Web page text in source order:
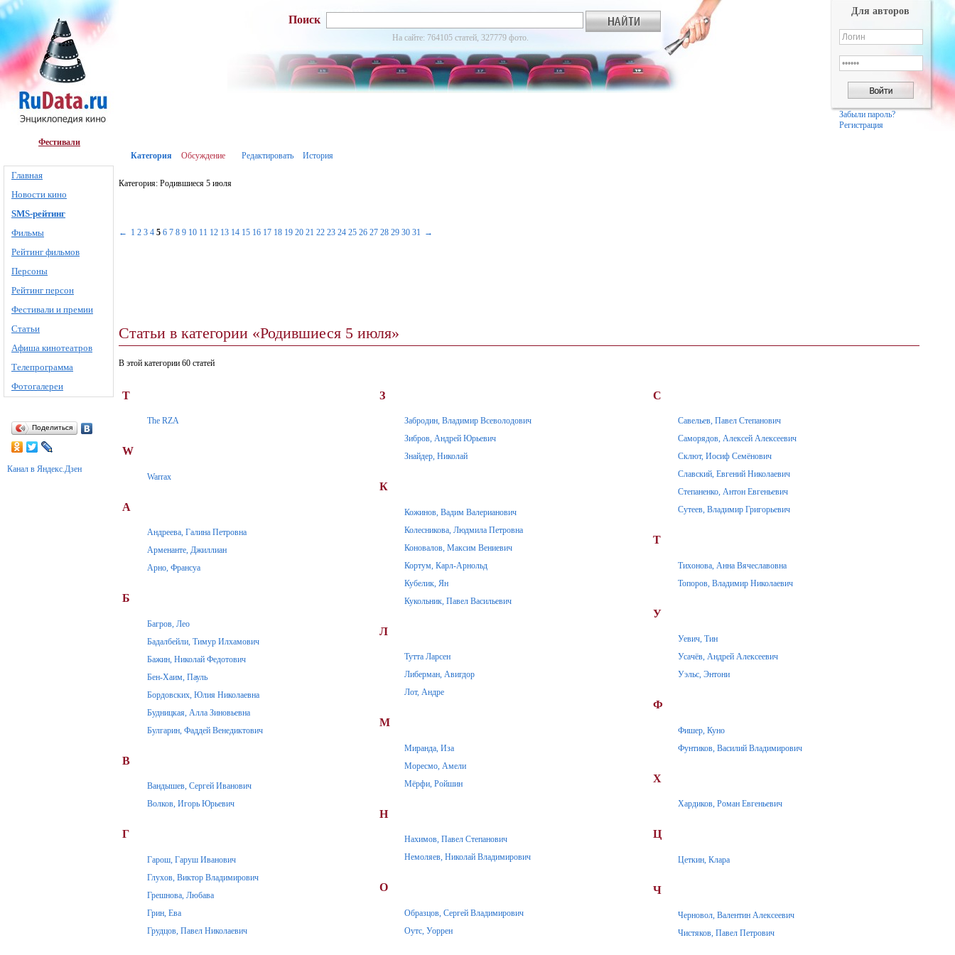
Фестивали
Главная
Новости кино
SMS-рейтинг
Фильмы
Рейтинг фильмов
Персоны
Рейтинг персон
Фестивали и премии
Статьи
Афиша кинотеатров
Телепрограмма
Фотогалереи
Поделиться
Канал в Яндекс.Дзен
Поиск
На сайте: 764105 статей, 327779 фото.
Для авторов
Забыли пароль?
Регистрация
Категория Обсуждение Редактировать История
Категория: Родившиеся 5 июля
← 1 2 3 4 5 6 7 8 9 10 11 12 13 14 15 16 17 18 19 20 21 22 23 24 25 26 27 28 29 30 31 →
Статьи в категории «Родившиеся 5 июля»
В этой категории 60 статей
T
The RZA
W
Warrax
А
Андреева, Галина Петровна
Арменанте, Джиллиан
Арно, Франсуа
Б
Багров, Лео
Бадалбейли, Тимур Илхамович
Бажин, Николай Федотович
Бен-Хаим, Пауль
Бордовских, Юлия Николаевна
Будницкая, Алла Зиновьевна
Булгарин, Фаддей Венедиктович
В
Вандышев, Сергей Иванович
Волков, Игорь Юрьевич
Г
Гарош, Гаруш Иванович
Глухов, Виктор Владимирович
Грешнова, Любава
Грин, Ева
Грудцов, Павел Николаевич
З
Забродин, Владимир Всеволодович
Зибров, Андрей Юрьевич
Знайдер, Николай
К
Кожинов, Вадим Валерианович
Колесникова, Людмила Петровна
Коновалов, Максим Вениевич
Кортум, Карл-Арнольд
Кубелик, Ян
Кукольник, Павел Васильевич
Л
Тутта Ларсен
Либерман, Авигдор
Лот, Андре
М
Миранда, Иза
Моресмо, Амели
Мёрфи, Ройшин
Н
Нахимов, Павел Степанович
Немоляев, Николай Владимирович
О
Образцов, Сергей Владимирович
Оутс, Уоррен
С
Савельев, Павел Степанович
Саморядов, Алексей Алексеевич
Склют, Иосиф Семёнович
Славский, Евгений Николаевич
Степаненко, Антон Евгеньевич
Сутеев, Владимир Григорьевич
Т
Тихонова, Анна Вячеславовна
Топоров, Владимир Николаевич
У
Уевич, Тин
Усачёв, Андрей Алексеевич
Уэльс, Энтони
Ф
Фишер, Куно
Фунтиков, Василий Владимирович
Х
Хардиков, Роман Евгеньевич
Ц
Цеткин, Клара
Ч
Черновол, Валентин Алексеевич
Чистяков, Павел Петрович